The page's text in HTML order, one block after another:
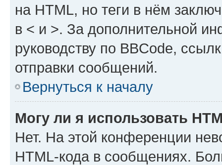
на HTML, но теги в нём
в < и >. За дополнительной
руководству по BBCode,
отправки сообщений.
Вернуться к началу
Могу ли я использовать
Нет. На этой конференции
HTML-кода в сообщениях.